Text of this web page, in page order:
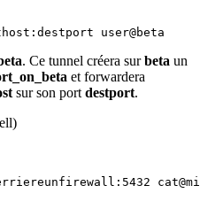
. Ce tunnel créera surbeta un
et forwardera
sur son port destport.